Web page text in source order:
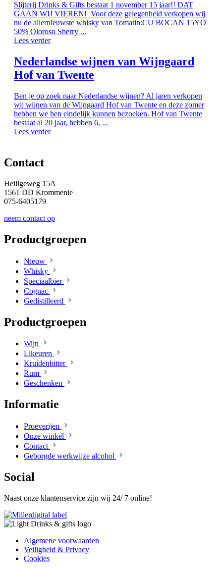
Slijterij Drinks & Gifts bestaat 1 november 15 jaar!! DAT
GAAN WIJ VIEREN! Voor deze gelegenheid verkopen wij
nu de allernieuwste whisky van Tomatin:CU BOCAN 15YO
50% Oloroso Sherry ...
Lees verder
Nederlandse wijnen van Wijngaard
Hof van Twente
Ben je op zoek naar Nederlandse wijnen? Al jaren verkopen
wij wijnen van de Wijngaard Hof van Twente en deze zomer
hebben we hen eindelijk kunnen bezoeken. Hof van Twente
bestaat al 20 jaar, hebben 6, ...
Lees verder
Contact
Heiligeweg 15A
1561 DD Krommenie
075-6405179
neem contact op
Productgroepen
Nieuw
Whisky
Speciaalbier
Cognac
Gedistilleerd
Productgroepen
Wijn
Likeuren
Kruidenbitter
Rum
Geschenken
Informatie
Proeverijen
Onze winkel
Contact
Geborgde werkwijze alcohol
Social
Naast onze klantenservice zijn wij 24/ 7 online!
Algemene voorwaarden
Veiligheid & Privacy
Cookies